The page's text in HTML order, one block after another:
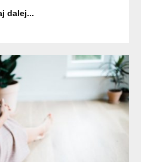
się do pows...
dalej...